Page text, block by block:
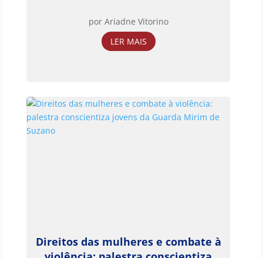
por Ariadne Vitorino
LER MAIS
Direitos das mulheres e combate à